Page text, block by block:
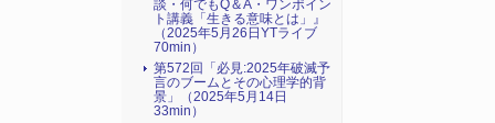
談・何でもQ＆A・ワンポイン
ト講義「生きる意味とは」』
（2025年5月26日YTライブ
70min）
第572回「必見:2025年破滅予
言のブームとその心理学的背
景」（2025年5月14日
33min）